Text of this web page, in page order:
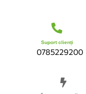
Suport clienți
0785229200